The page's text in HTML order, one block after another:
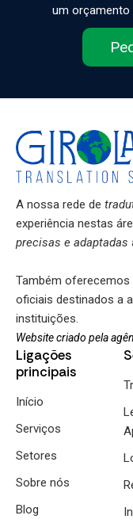
um orçamento
A nossa rede de
experiência nestas
precisas e adaptadas
Também oferecemos
oficiais destinados a
instituições.
Website criado pela
Ligações
principais
Início
Serviços
Setores
Sobre nós
Blog